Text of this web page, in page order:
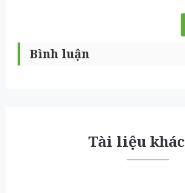
Bình luận
Tài liệu khác